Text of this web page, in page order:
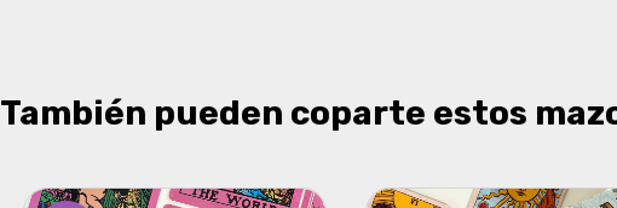
También pueden coparte estos